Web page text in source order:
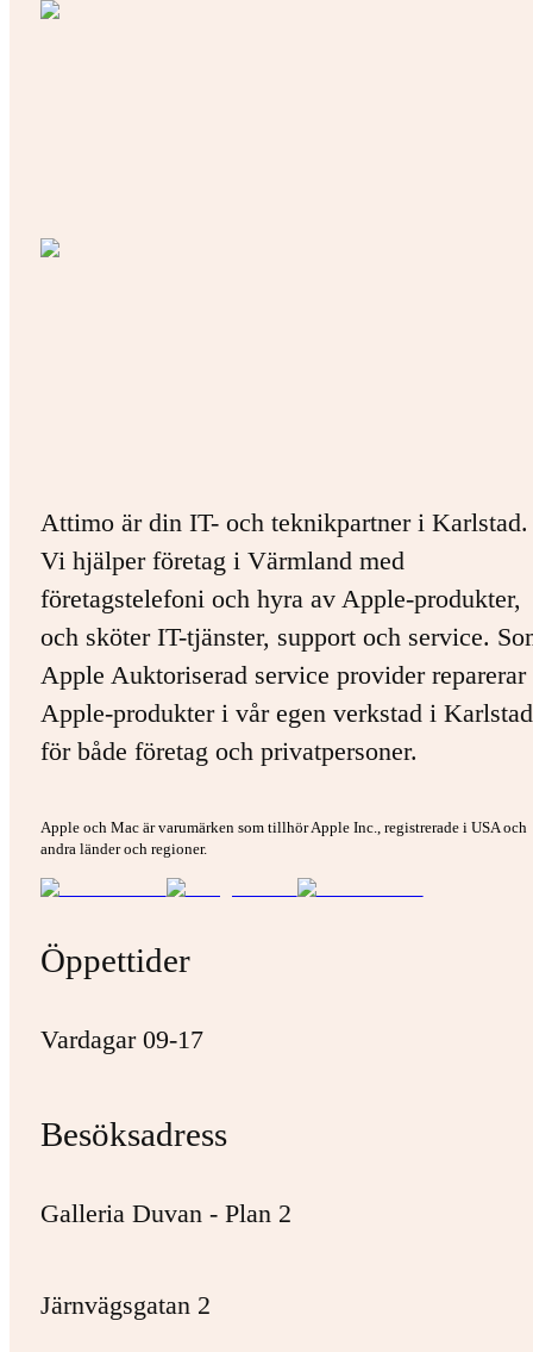
Attimo är din IT- och teknikpartner i Karlstad.
Vi hjälper företag i Värmland med
företagstelefoni och hyra av Apple-produkter,
och sköter IT-tjänster, support och service.
Apple Auktoriserad service provider
Apple-produkter i vår egen verkstad i
för både företag och privatpersoner.
Apple och Mac är varumärken som tillhör Apple Inc., registrerade i USA och
andra länder och regioner.
Öppettider
Vardagar 09-17
Besöksadress
Galleria Duvan - Plan 2
Järnvägsgatan 2